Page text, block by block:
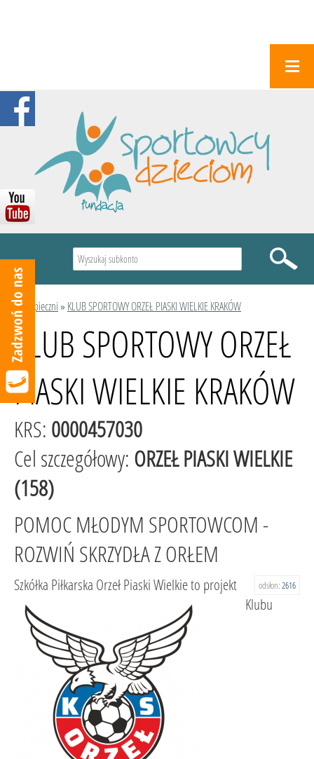
Podopieczni» KLUB SPORTOWY ORZEŁ PIASKI WIELKIE KRAKÓW
KLUB SPORTOWY ORZEŁ
PIASKI WIELKIE KRAKÓW
KRS: 0000457030
Cel szczegółowy: ORZEŁ PIASKI WIELKIE
(158)
POMOC MŁODYM SPORTOWCOM -
ROZWIŃ SKRZYDŁA Z ORŁEM
odsłon:2616
Szkółka Piłkarska Orzeł Piaski Wielkie to projekt
Klubu